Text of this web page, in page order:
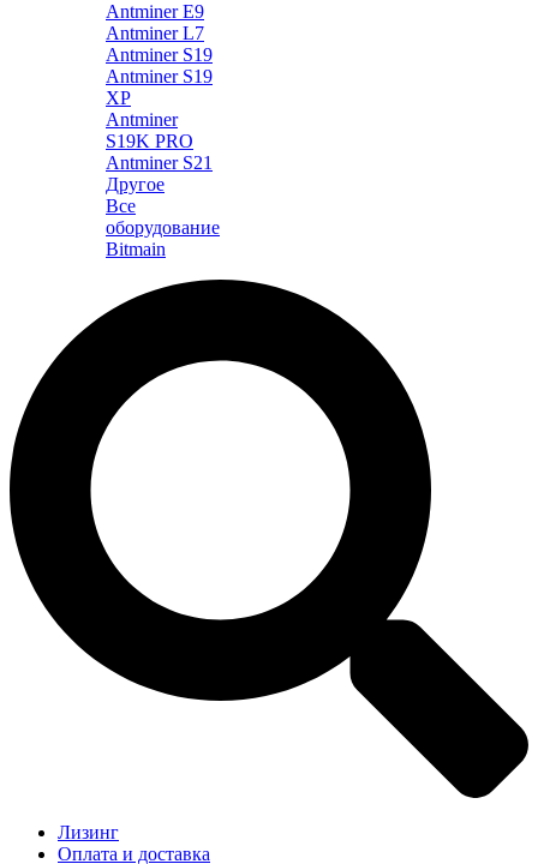
Antminer E9
Antminer L7
Antminer S19
Antminer S19
XP
Antminer
S19K PRO
Antminer S21
Другое
Все
оборудование
Bitmain
Лизинг
Оплата и доставка